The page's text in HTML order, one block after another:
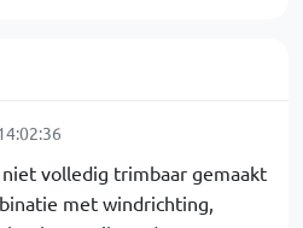
volledig trimbaar gemaakt
met windrichting,